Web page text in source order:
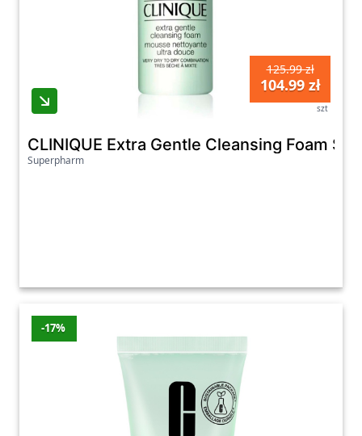
125.99 zł
104.99 zł
szt
CLINIQUE Extra Gentle Cleansing Foam
Superpharm
-17%